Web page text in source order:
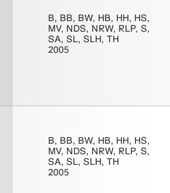
B, BB, BW, HB, HH, HS,
MV, NDS, NRW, RLP, S,
SA, SL, SLH, TH
2005
B, BB, BW, HB, HH, HS,
MV, NDS, NRW, RLP, S,
SA, SL, SLH, TH
2005